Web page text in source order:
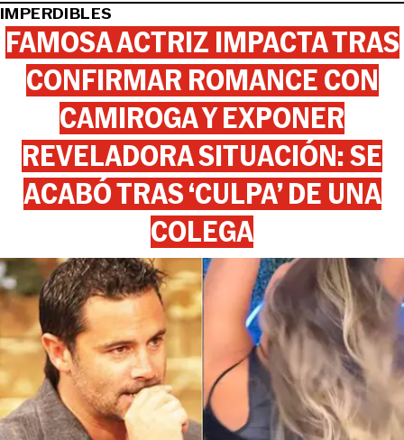
View this post on Instagram
IMPERDIBLES
FAMOSA ACTRIZ IMPACTA TRAS
CONFIRMAR ROMANCE CON
CAMIROGA Y EXPONER
REVELADORA SITUACIÓN: SE
ACABÓ TRAS ‘CULPA’ DE UNA
COLEGA